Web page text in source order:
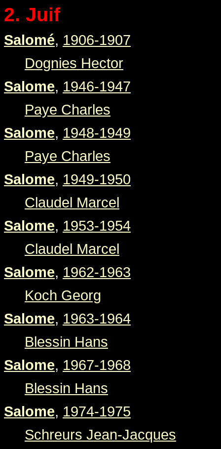
2. Juif
Salomé, 1906-1907
Dognies Hector
Salome, 1946-1947
Paye Charles
Salome, 1948-1949
Paye Charles
Salome, 1949-1950
Claudel Marcel
Salome, 1953-1954
Claudel Marcel
Salome, 1962-1963
Koch Georg
Salome, 1963-1964
Blessin Hans
Salome, 1967-1968
Blessin Hans
Salome, 1974-1975
Schreurs Jean-Jacques